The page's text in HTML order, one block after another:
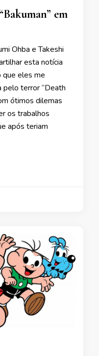
em
Ohba e Takeshi
esta notícia
que eles me
pelo terror “Death
ótimos dilemas
os trabalhos
após teriam